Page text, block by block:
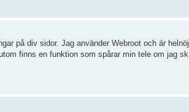
på div sidor. Jag använder Webroot och är
finns en funktion som spårar min tele om jag